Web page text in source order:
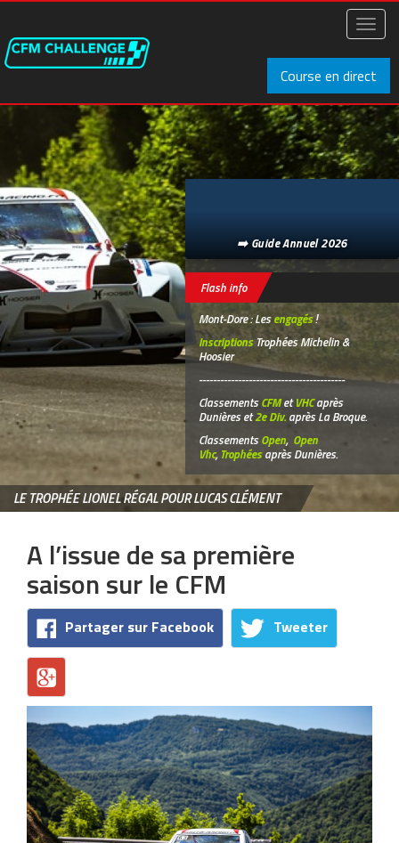
Aller
principal
Course en direct
➡️ Guide Annuel 2026
Flash info
Mont-Dore : Lesengagés!
InscriptionsTrophées Michelin &
Hoosier
-----------------------------------------
ClassementsCFMetVHCaprès
Dunières et2e Div. après La Broque.
ClassementsOpen, Open
Vhc, Trophéesaprès Dunières.
LE TROPHÉE LIONEL RÉGAL POUR LUCAS CLÉMENT
A l’issue de sa première
saison sur le CFM
Partager sur Facebook Tweeter